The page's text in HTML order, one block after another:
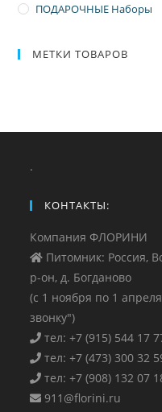
ПОДАРОЧНЫЕ Наборы
МЕТКИ ТОВАРОВ
.
КОНТАКТЫ:
Компания ФЛОРИНИ
Питомник: Россия,
р-он, д. Богданово
(с 1 ноября по 1
звонку")
тел: +7 (915) 544 17
тел: +7 (473) 300 32
тел: +7 (908) 132 07
911@florini.ru